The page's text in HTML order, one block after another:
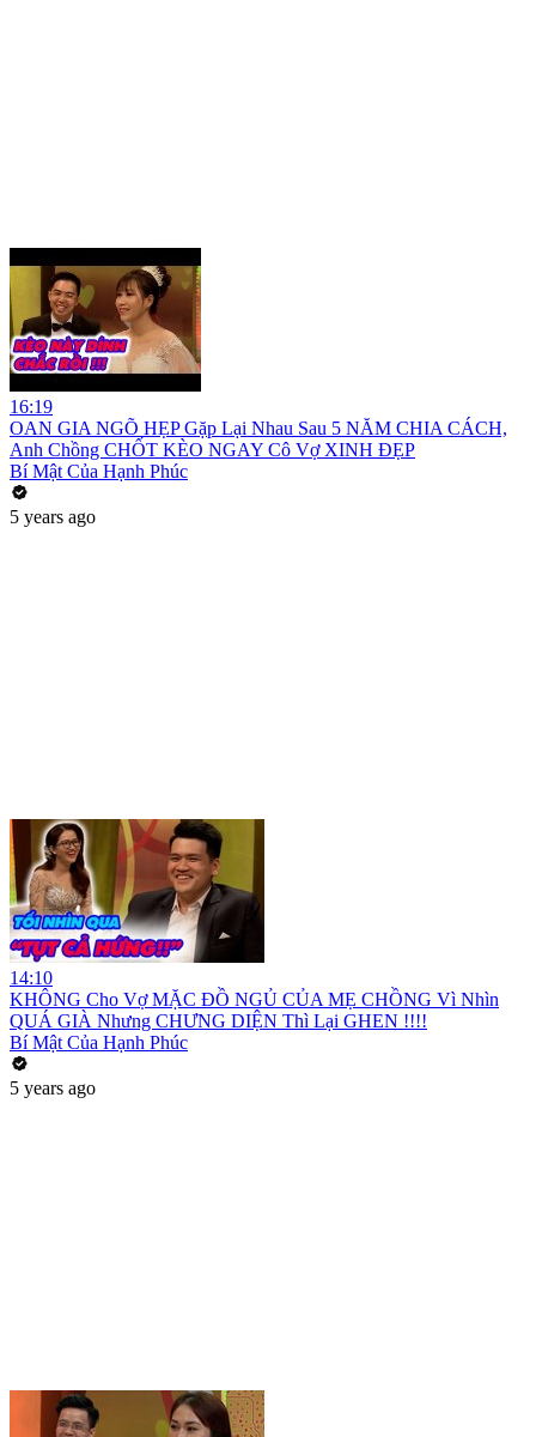
16:19
OAN GIA NGÕ HẸP Gặp Lại Nhau Sau 5 NĂM CHIA CÁCH,
Anh Chồng CHỐT KÈO NGAY Cô Vợ XINH ĐẸP
Bí Mật Của Hạnh Phúc
5 years ago
14:10
KHÔNG Cho Vợ MẶC ĐỒ NGỦ CỦA MẸ CHỒNG Vì Nhìn
QUÁ GIÀ Nhưng CHƯNG DIỆN Thì Lại GHEN !!!!
Bí Mật Của Hạnh Phúc
5 years ago